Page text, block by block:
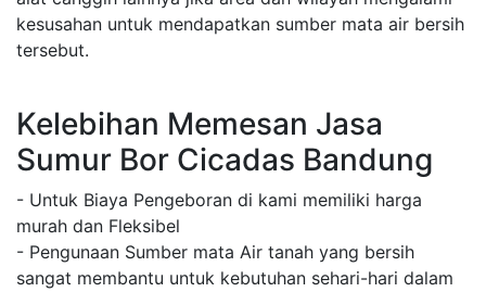
kesusahan untuk mendapatkan sumber mata air bersih
tersebut.
Kelebihan Memesan Jasa
Sumur Bor Cicadas Bandung
- Untuk Biaya Pengeboran di kami memiliki harga
murah dan Fleksibel
- Pengunaan Sumber mata Air tanah yang bersih
sangat membantu untuk kebutuhan sehari-hari dalam